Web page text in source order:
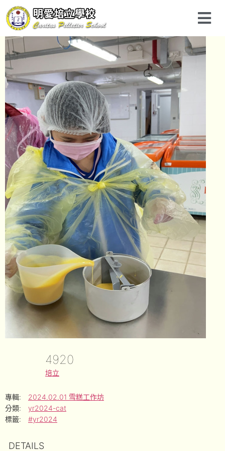
4920
培立
專輯:
2024.02.01 雪糕工作坊
分類:
yr2024-cat
標籤:
#yr2024
DETAILS